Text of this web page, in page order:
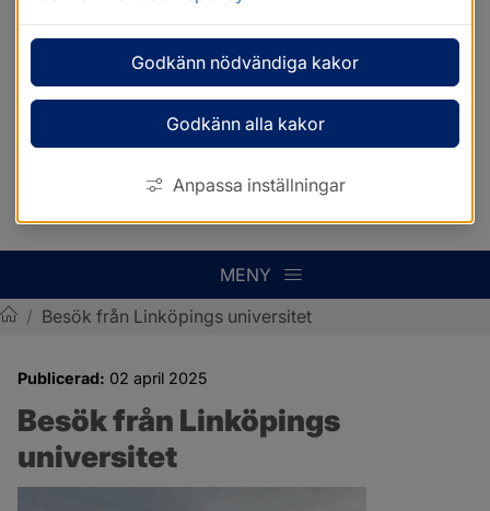
MENY
/ Besök från Linköpings universitet
Publicerad: 02 april 2025
Besök från Linköpings
universitet
Godkänn nödvändiga kakor
Godkänn alla kakor
Anpassa inställningar